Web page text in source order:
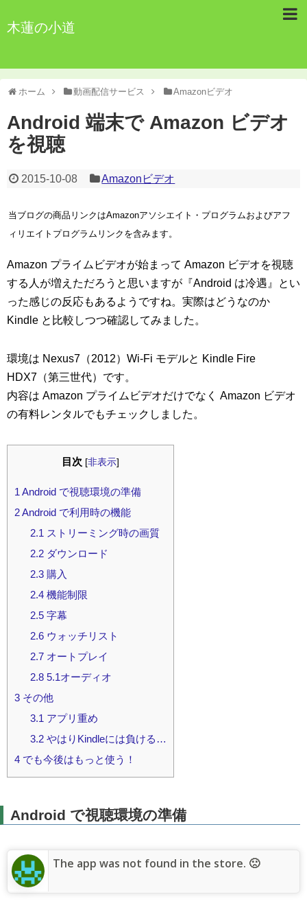
木蓮の小道
ホーム 動画配信サービス Amazonビデオ
Android 端末で Amazon ビデオ
を視聴
2015-10-08 Amazonビデオ
当ブログの商品リンクはAmazonアソシエイト・プログラムおよびアフ
ィリエイトプログラムリンクを含みます。
Amazon プライムビデオが始まって Amazon ビデオを視聴
する人が増えただろうと思いますが『Android は冷遇』とい
った感じの反応もあるようですね。実際はどうなのか
Kindle と比較しつつ確認してみました。
環境は Nexus7（2012）Wi-Fi モデルと Kindle Fire
HDX7（第三世代）です。
内容は Amazon プライムビデオだけでなく Amazon ビデオ
の有料レンタルでもチェックしました。
目次 [非表示]
1 Android で視聴環境の準備
2Android で利用時の機能
2.1 ストリーミング時の画質
2.2ダウンロード
2.3購入
2.4機能制限
2.5字幕
2.6ウォッチリスト
2.7オートプレイ
2.85.1オーディオ
3 その他
3.1 アプリ重め
3.2やはりKindleには負ける…
4 でも今後はもっと使う！
Android で視聴環境の準備
The app was not found in the store. 🙁